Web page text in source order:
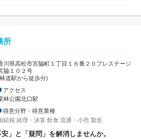
所
川県高松市宮脇町１丁目１６番２０プレステージ
脇１０２号
道駅から徒歩分)
アクセス
林公園北口駅
得意分野・得意業種
続税 経理・決算 飲食 流通・小売 製造
」と「疑問」を解消しませんか。